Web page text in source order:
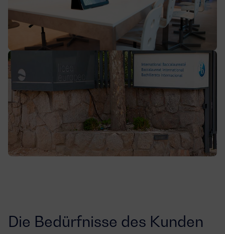
Die Bedürfnisse des Kunden